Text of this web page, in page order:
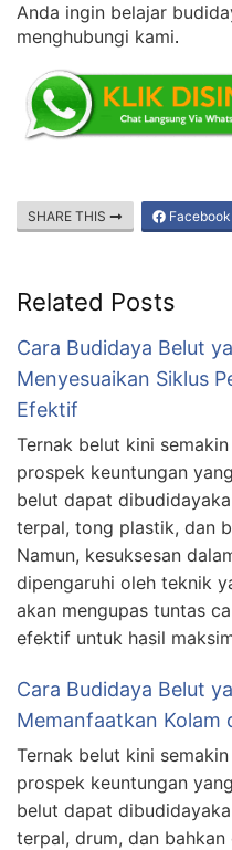
Anda ingin belajar
menghubungi kami.
SHARE THIS Facebook
Related Posts
Cara Budidaya Belut
Menyesuaikan Siklus
Efektif
Ternak belut kini
prospek keuntungan
belut dapat
terpal, tong plastik, dan
Namun, kesuksesan
dipengaruhi oleh teknik
akan mengupas tuntas
efektif untuk hasil
Cara Budidaya Belut
Memanfaatkan Kolam
Ternak belut kini
prospek keuntungan
belut dapat
terpal, drum, dan